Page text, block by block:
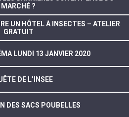
MARCHÉ ?
UN HÔTEL À INSECTES – ATELIER
GRATUIT
LUNDI 13 JANVIER 2020
DE L’INSEE
DES SACS POUBELLES